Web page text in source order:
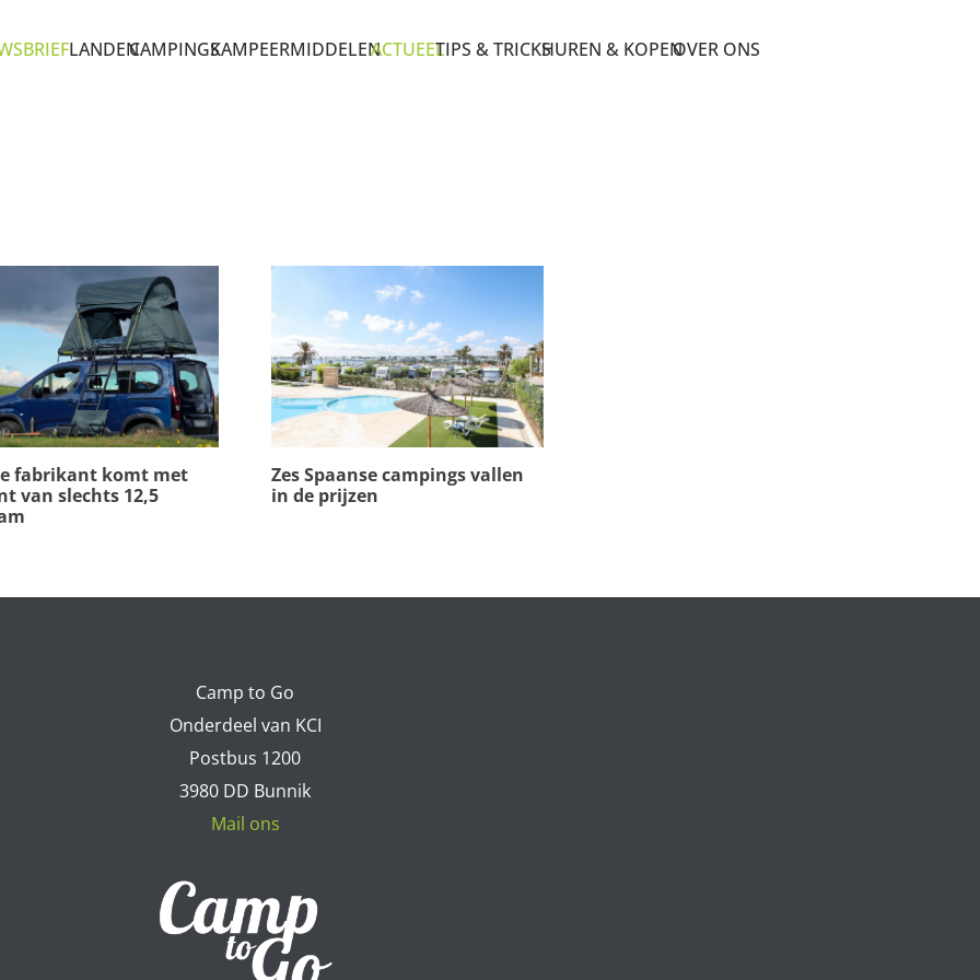
LANDENCAMPINGSKAMPEERMIDDELENACTUEELTIPS & TRICKSHUREN & KOPENOVER ONS
fabrikant komt met
van slechts 12,5
Zes Spaanse campings vallen
in de prijzen
Camp to Go
Onderdeel van KCI
Postbus 1200
3980 DD Bunnik
Mail ons